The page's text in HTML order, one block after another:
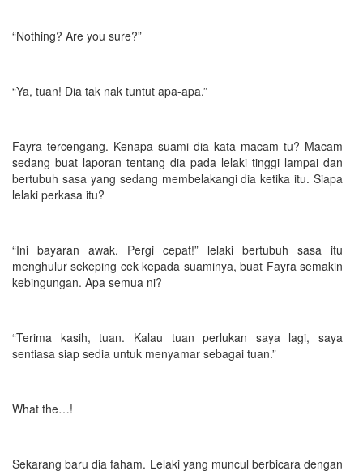
“Nothing? Are you sure?”
“Ya, tuan! Dia tak nak tuntut apa-apa.”
Fayra tercengang. Kenapa suami dia kata macam tu? Macam
sedang buat laporan tentang dia pada lelaki tinggi lampai dan
bertubuh sasa yang sedang membelakangi dia ketika itu. Siapa
lelaki perkasa itu?
“Ini bayaran awak. Pergi cepat!” lelaki bertubuh sasa itu
menghulur sekeping cek kepada suaminya, buat Fayra semakin
kebingungan. Apa semua ni?
“Terima kasih, tuan. Kalau tuan perlukan saya lagi, saya
sentiasa siap sedia untuk menyamar sebagai tuan.”
What the…!
Sekarang baru dia faham. Lelaki yang muncul berbicara dengan